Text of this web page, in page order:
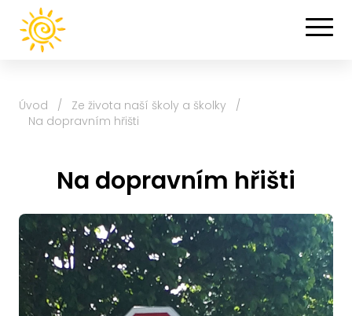
Úvod / Ze života naší školy a školky
/
Na dopravním hřišti
Na dopravním hřišti